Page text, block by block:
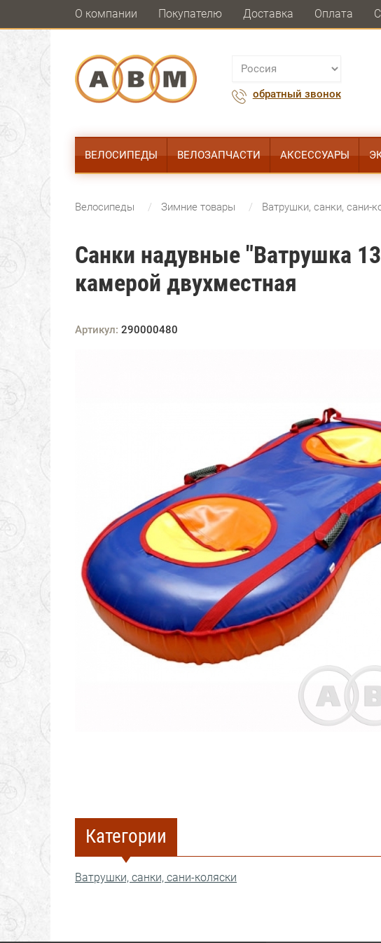
О компании Покупателю Доставка Оплата
обратный звонок
ВЕЛОСИПЕДЫ ВЕЛОЗАПЧАСТИ АКСЕССУАРЫ
Велосипеды Зимние товары Ватрушки, санки, сани-
Санки надувные "Ватрушка
камерой двухместная
Артикул: 290000480
Категории
Ватрушки, санки, сани-коляски